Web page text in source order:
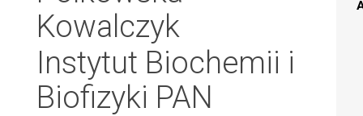
Kowalczyk
Instytut Biochemii i
Biofizyki PAN